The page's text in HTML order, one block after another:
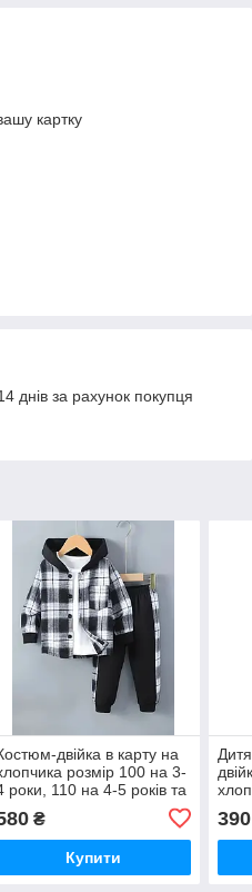
картку
днів за рахунок покупця
двійка в карту на
розмір 100 на 3-
роки, 110 на 4-5 років та
₴
Купити
390